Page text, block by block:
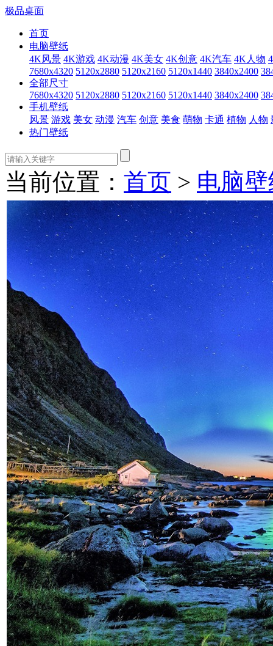
极品桌面
首页
电脑壁纸
4K风景 4K游戏 4K动漫 4K美女 4K创意 4K汽车 4K人物
7680x4320 5120x2880 5120x2160 5120x1440 3840x2400
全部尺寸
7680x4320 5120x2880 5120x2160 5120x1440 3840x2400
手机壁纸
风景 游戏 美女 动漫 汽车 创意 美食 萌物 卡通 植物 人物
热门壁纸
当前位置： 首页 > 电脑